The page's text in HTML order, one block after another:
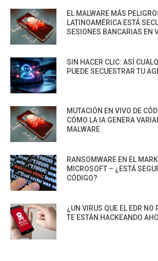
EL MALWARE MÁS
LATINOAMÉRICA ESTÁ
SESIONES BANCARIAS EN
SIN HACER CLIC: ASÍ
PUEDE SECUESTRAR TU
MUTACIÓN EN VIVO DE
CÓMO LA IA GENERA
MALWARE
RANSOMWARE EN EL
MICROSOFT – ¿ESTÁ
CÓDIGO?
¿UN VIRUS QUE EL EDR NO
TE ESTÁN HACKEANDO